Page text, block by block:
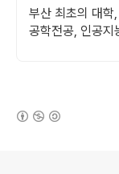
부산 최초의 대학
공학전공, 인공지